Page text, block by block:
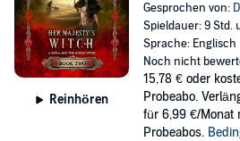
Reinhören
Gesprochen von:
Spieldauer: 9 Std.
Sprache: Englisch
Noch nicht
15,78 € oder
Probeabo.
für 6,99 €/Monat
Probeabos.